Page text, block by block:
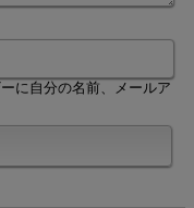
に自分の名前、メールア